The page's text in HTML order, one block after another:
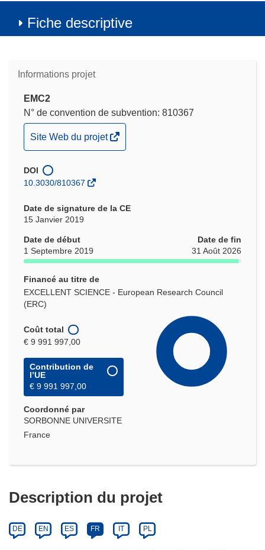
Fiche descriptive
Informations projet
EMC2
N° de convention de subvention: 810367
(s’ouvre
dans
une
nouvelle
Site Web du projet
DOI
10.3030/810367
Date de signature de la CE
15 Janvier 2019
Date de début
1 Septembre 2019
Date de fin
31 Août 2026
Financé au titre de
EXCELLENT SCIENCE - European Research Council
(ERC)
Coût total
€ 9 991 997,00
Contribution de
l’UE
€ 9 991 997,00
Coordonné par
SORBONNE UNIVERSITE
France
Description du projet
DE EN ES FR IT PL